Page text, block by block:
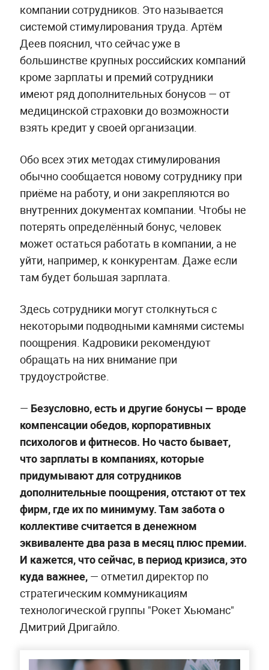
компании сотрудников. Это называется
системой стимулирования труда. Артём
Деев пояснил, что сейчас уже в
большинстве крупных российских компаний
кроме зарплаты и премий сотрудники
имеют ряд дополнительных бонусов — от
медицинской страховки до возможности
взять кредит у своей организации.
Обо всех этих методах стимулирования
обычно сообщается новому сотруднику при
приёме на работу, и они закрепляются во
внутренних документах компании. Чтобы не
потерять определённый бонус, человек
может остаться работать в компании, а не
уйти, например, к конкурентам. Даже если
там будет большая зарплата.
Здесь сотрудники могут столкнуться с
некоторыми подводными камнями системы
поощрения. Кадровики рекомендуют
обращать на них внимание при
трудоустройстве.
— Безусловно, есть и другие бонусы — вроде
компенсации обедов, корпоративных
психологов и фитнесов. Но часто бывает,
что зарплаты в компаниях, которые
придумывают для сотрудников
дополнительные поощрения, отстают от тех
фирм, где их по минимуму. Там забота о
коллективе считается в денежном
эквиваленте два раза в месяц плюс премии.
И кажется, что сейчас, в период кризиса, это
куда важнее, — отметил директор по
стратегическим коммуникациям
технологической группы "Рокет Хьюманс"
Дмитрий Дригайло.